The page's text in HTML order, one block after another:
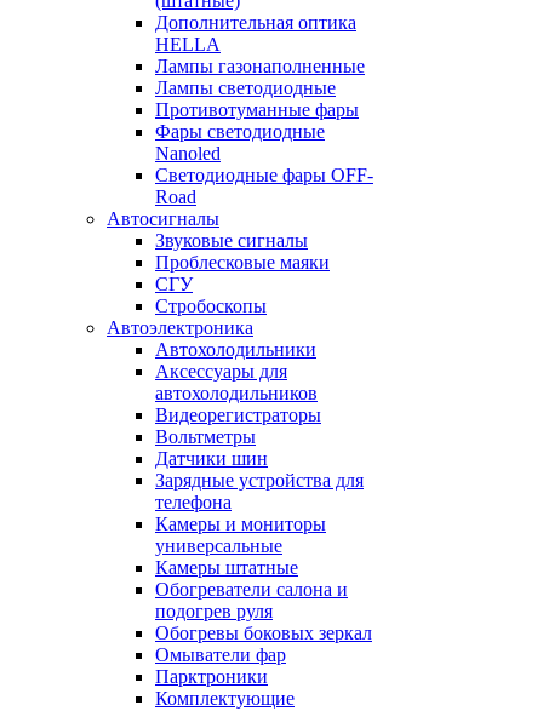
Дополнительная оптика
HELLA
Лампы газонаполненные
Лампы светодиодные
Противотуманные фары
Фары светодиодные
Nanoled
Светодиодные фары OFF-
Road
Автосигналы
Звуковые сигналы
Проблесковые маяки
СГУ
Стробоскопы
Автоэлектроника
Автохолодильники
Аксессуары для
автохолодильников
Видеорегистраторы
Вольтметры
Датчики шин
Зарядные устройства для
телефона
Камеры и мониторы
универсальные
Камеры штатные
Обогреватели салона и
подогрев руля
Обогревы боковых зеркал
Омыватели фар
Парктроники
Комплектующие